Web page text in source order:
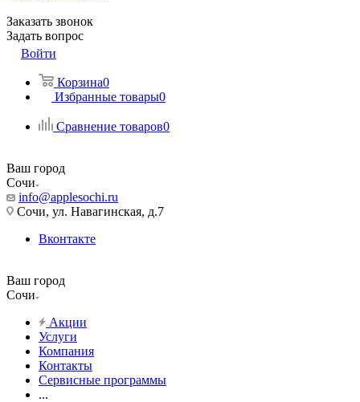
Заказать звонок
Задать вопрос
Войти
Корзина0
Избранные товары0
Сравнение товаров0
Ваш город
Сочи
info@applesochi.ru
Сочи, ул. Навагинская, д.7
Вконтакте
Ваш город
Сочи
Акции
Услуги
Компания
Контакты
Сервисные программы
...